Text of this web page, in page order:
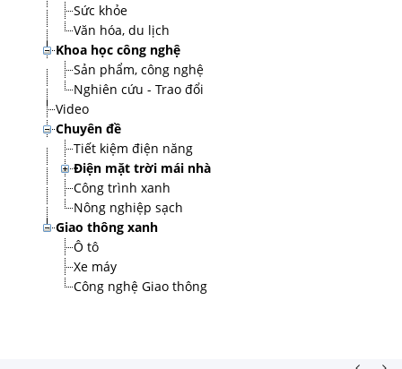
Sức khỏe
Văn hóa, du lịch
Khoa học công nghệ
Sản phẩm, công nghệ
Nghiên cứu - Trao đổi
Video
Chuyên đề
Tiết kiệm điện năng
Điện mặt trời mái nhà
Công trình xanh
Nông nghiệp sạch
Giao thông xanh
Ô tô
Xe máy
Công nghệ Giao thông